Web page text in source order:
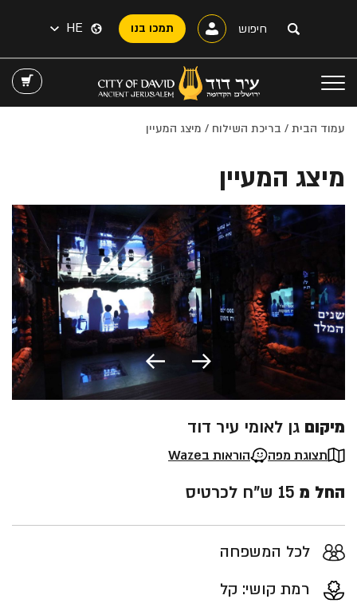
תמכו בנו HE
עמוד הבית / בריכת השילוח / מיצג המעיין
מיצג המעיין
מיקום גן לאומי עיר דוד
תצוגת מפה הוראות בWaze
החל מ 15 ש"ח לכרטיס
לכל המשפחה
רמת קושי: קל